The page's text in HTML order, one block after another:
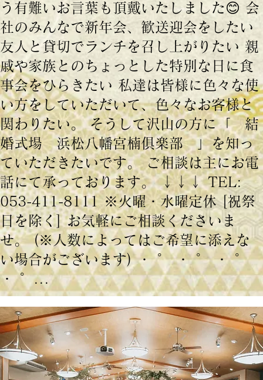
う有難いお言葉も頂戴いたしました😊 会
社のみんなで新年会、歓送迎会をしたい
友人と貸切でランチを召し上がりたい 親
戚や家族とのちょっとした特別な日に食
事会をひらきたい 私達は皆様に色々な使
い方をしていただいて、色々なお客様と
関わりたい。 そうして沢山の方に「 結
婚式場 浜松八幡宮楠俱楽部 」を知っ
ていただきたいです。 ご相談は主にお電
話にて承っております。 ↓↓↓ TEL:
053-411-8111 ※火曜・水曜定休 [祝祭
日を除く] お気軽にご相談くださいま
せ。 (※人数によってはご希望に添えな
い場合がございます) ・ ゜ ・ ゜ ・ ゜
・ ゜...